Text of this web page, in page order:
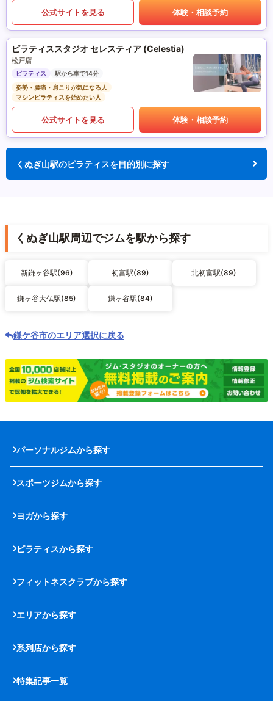
公式サイトを見る 体験・相談予約
ピラティススタジオ セレスティア (Celestia)
松戸店
ピラティス
駅から車で14分
姿勢・腰痛・肩こりが気になる人
マシンピラティスを始めたい人
公式サイトを見る 体験・相談予約
くぬぎ山駅のピラティスを目的別に探す
くぬぎ山駅周辺でジムを駅から探す
新鎌ヶ谷駅(96) 初富駅(89) 北初富駅(89)
鎌ヶ谷大仏駅(85) 鎌ヶ谷駅(84)
鎌ケ谷市のエリア選択に戻る
パーソナルジムから探す
スポーツジムから探す
ヨガから探す
ピラティスから探す
フィットネスクラブから探す
エリアから探す
系列店から探す
特集記事一覧